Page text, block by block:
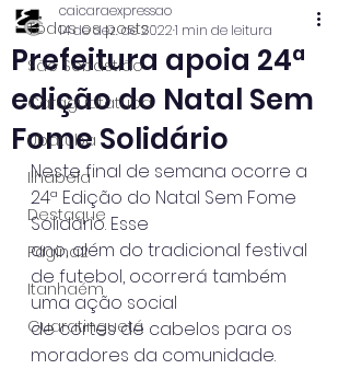
Todos os posts
São Sebastião
Caraguatatuba
Ubatuba
Ilhabela
Destaque
Página2
Itanhaém
Guaratinguetá
Prefeitura apoia 24ª
edição do Natal Sem
Fome Solidário
caicaraexpressao
14 de dez. de 20221 min de leitura
Neste final de semana ocorre a
24ª Edição do Natal Sem Fome
Solidário. Esse
ano, além do tradicional festival
de futebol, ocorrerá também
uma ação social
de cortes de cabelos para os
moradores da comunidade.